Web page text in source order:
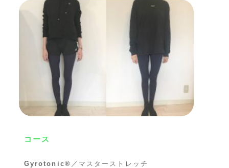
コース
Gyrotonic®︎ ／マスターストレッチ